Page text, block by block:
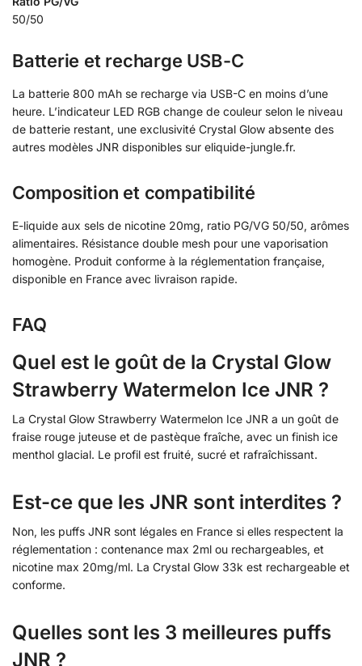
50/50
Batterie et recharge USB-C
La batterie 800 mAh se recharge via USB-C en moins d’une
heure. L’indicateur LED RGB change de couleur selon le niveau
de batterie restant, une exclusivité Crystal Glow absente des
autres modèles JNR disponibles sur eliquide-jungle.fr.
Composition et compatibilité
E-liquide aux sels de nicotine 20mg, ratio PG/VG 50/50, arômes
alimentaires. Résistance double mesh pour une vaporisation
homogène. Produit conforme à la réglementation française,
disponible en France avec livraison rapide.
FAQ
Quel est le goût de la Crystal Glow
Strawberry Watermelon Ice JNR ?
La Crystal Glow Strawberry Watermelon Ice JNR a un goût de
fraise rouge juteuse et de pastèque fraîche, avec un finish ice
menthol glacial. Le profil est fruité, sucré et rafraîchissant.
Est-ce que les JNR sont interdites ?
Non, les puffs JNR sont légales en France si elles respectent la
réglementation : contenance max 2ml ou rechargeables, et
nicotine max 20mg/ml. La Crystal Glow 33k est rechargeable et
conforme.
Quelles sont les 3 meilleures puffs
JNR ?